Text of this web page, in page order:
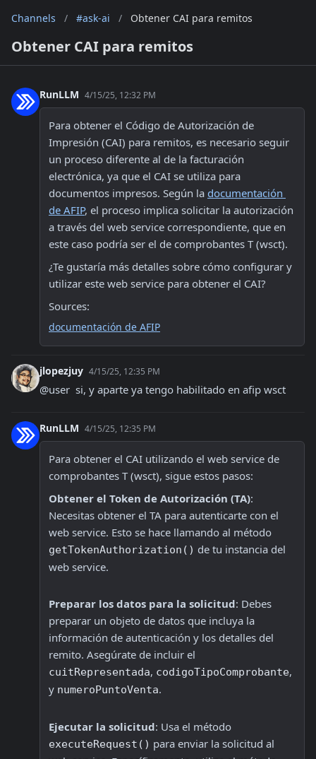
Channels / #ask-ai / Obtener CAI para remitos
Obtener CAI para remitos
RunLLM 4/15/25, 12:32 PM
Para obtener el Código de Autorización de
Impresión (CAI) para remitos, es necesario seguir
un proceso diferente al de la facturación
electrónica, ya que el CAI se utiliza para
documentos impresos. Según la documentación
de AFIP, el proceso implica solicitar la autorización
a través del web service correspondiente, que en
este caso podría ser el de comprobantes T (wsct).
¿Te gustaría más detalles sobre cómo configurar y
utilizar este web service para obtener el CAI?
Sources:
documentación de AFIP
jlopezjuy 4/15/25, 12:35 PM
@user  si, y aparte ya tengo habilitado en afip wsct
RunLLM 4/15/25, 12:35 PM
Para obtener el CAI utilizando el web service de
comprobantes T (wsct), sigue estos pasos:
Obtener el Token de Autorización (TA):
Necesitas obtener el TA para autenticarte con el
getTokenAuthorization() de tu instancia del
web service.
Preparar los datos para la solicitud: Debes
preparar un objeto de datos que incluya la
información de autenticación y los detalles del
cuitRepresentada, codigoTipoComprobante,
y numeroPuntoVenta.
Ejecutar la solicitud
executeRequest() para enviar la solicitud al